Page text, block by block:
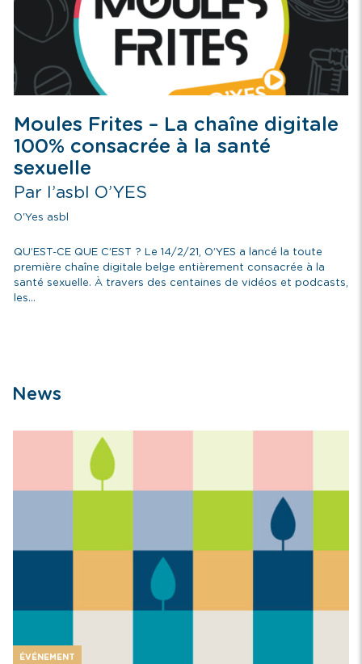
Moules Frites – La chaîne digitale
100% consacrée à la santé
sexuelle
Par l’asbl O’YES
O'Yes asbl
QU’EST-CE QUE C’EST ? Le 14/2/21, O’YES a lancé la toute
première chaîne digitale belge entièrement consacrée à la
santé sexuelle. À travers des centaines de vidéos et podcasts,
les...
News
ÉVÉNEMENT